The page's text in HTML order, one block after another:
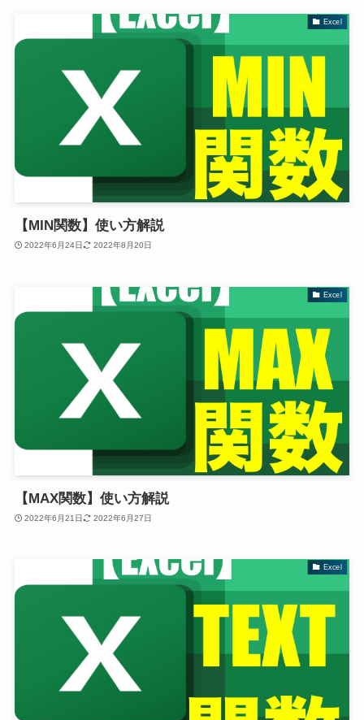
Excel
【MIN関数】使い方解説
2022年6月24日 2022年8月20日
Excel
【MAX関数】使い方解説
2022年6月21日 2022年6月27日
Excel